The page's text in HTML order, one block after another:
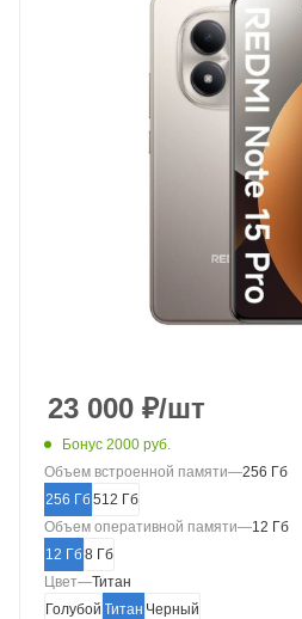
23 000 ₽/шт
Бонус 2000 руб.
Объем встроенной памяти—256 Гб
256 Гб 512 Гб
Объем оперативной памяти—12 Гб
12 Гб 8 Гб
Цвет—Титан
Голубой Титан Черный